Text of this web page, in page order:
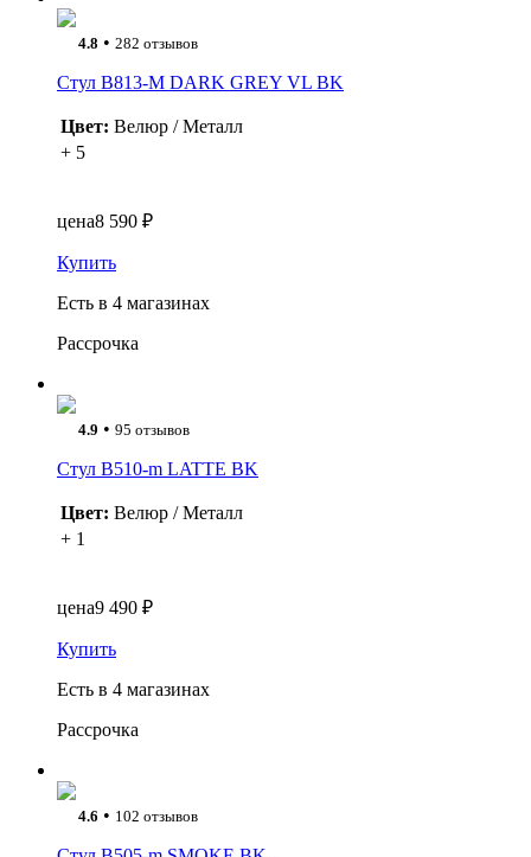
4.8 • 282 отзывов
Стул B813-M DARK GREY VL BK
Цвет: Велюр / Металл
+ 5
цена8 590 ₽
Купить
Есть в 4 магазинах
Рассрочка
4.9 • 95 отзывов
Стул B510-m LATTE BK
Цвет: Велюр / Металл
+ 1
цена9 490 ₽
Купить
Есть в 4 магазинах
Рассрочка
4.6 • 102 отзывов